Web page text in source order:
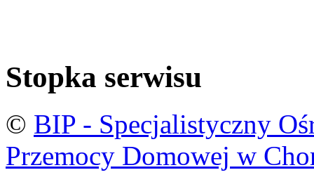
Stopka serwisu
© BIP - Specjalistyczny
Przemocy Domowej w